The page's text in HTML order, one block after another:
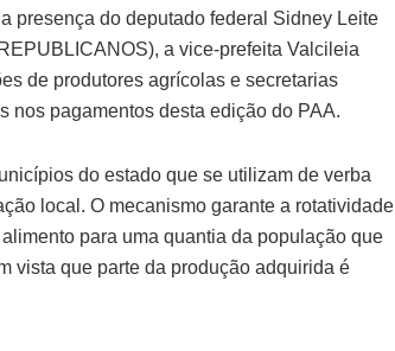
presença do deputado federal Sidney Leite
a vice-prefeita Valcileia
de produtores agrícolas e secretarias
nos pagamentos desta edição do PAA.
do estado que se utilizam de verba
local. O mecanismo garante a rotatividade
para uma quantia da população que
vista que parte da produção adquirida é